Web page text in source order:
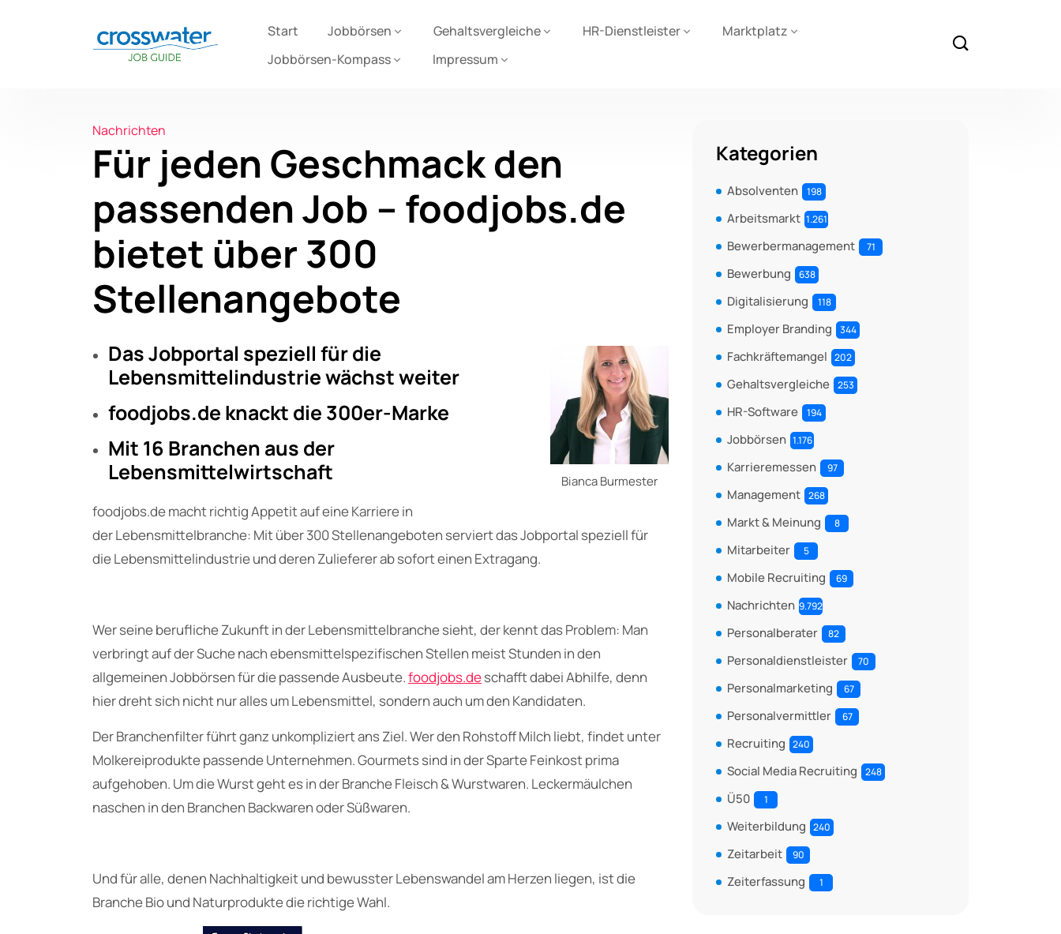
Start Jobbörsen Gehaltsvergleiche HR-Dienstleister
Marktplatz
Jobbörsen-Kompass
Impressum
Nachrichten
Für jeden Geschmack den
passenden Job – foodjobs.de
bietet über 300
Stellenangebote
Bianca Burmester
Das Jobportal speziell für die
Lebensmittelindustrie wächst weiter
foodjobs.de knackt die 300er-Marke
Mit 16 Branchen aus der
Lebensmittelwirtschaft
foodjobs.de macht richtig Appetit auf eine Karriere in
der Lebensmittelbranche: Mit über 300 Stellenangeboten serviert das Jobportal speziell für
die Lebensmittelindustrie und deren Zulieferer ab sofort einen Extragang.
Wer seine berufliche Zukunft in der Lebensmittelbranche sieht, der kennt das Problem: Man
verbringt auf der Suche nach ebensmittelspezifischen Stellen meist Stunden in den
allgemeinen Jobbörsen für die passende Ausbeute.foodjobs.deschafft dabei Abhilfe, denn
hier dreht sich nicht nur alles um Lebensmittel, sondern auch um den Kandidaten.
Der Branchenfilter führt ganz unkompliziert ans Ziel. Wer den Rohstoff Milch liebt, findet unter
Molkereiprodukte passende Unternehmen. Gourmets sind in der Sparte Feinkost prima
aufgehoben. Um die Wurst geht es in der Branche Fleisch & Wurstwaren. Leckermäulchen
naschen in den Branchen Backwaren oder Süßwaren.
Und für alle, denen Nachhaltigkeit und bewusster Lebenswandel am Herzen liegen, ist die
Branche Bio und Naturprodukte die richtige Wahl.
Kategorien
Absolventen 198
Arbeitsmarkt 1.261
Bewerbermanagement 71
Bewerbung 638
Digitalisierung 118
Employer Branding 344
Fachkräftemangel 202
Gehaltsvergleiche 253
HR-Software 194
Jobbörsen 1.176
Karrieremessen 97
Management 268
Markt & Meinung 8
Mitarbeiter 5
Mobile Recruiting 69
Nachrichten 9.792
Personalberater 82
Personaldienstleister 70
Personalmarketing 67
Personalvermittler 67
Recruiting 240
Social Media Recruiting 248
Ü50 1
Weiterbildung 240
Zeitarbeit 90
Zeiterfassung 1